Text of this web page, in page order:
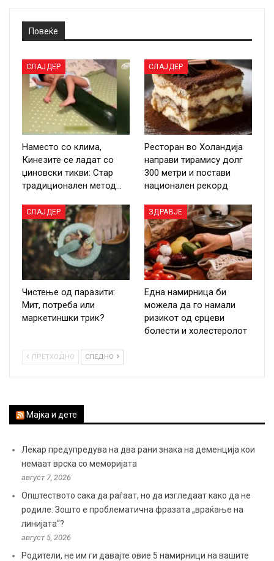
Повеќе
СЛАЈДЕР
Наместо со клима,
Кинезите се ладат со
џиновски тикви: Стар
традиционален метод…
СЛАЈДЕР
Ресторан во Холандија
направи тирамису долг
300 метри и постави
национален рекорд
СЛАЈДЕР
Чистење од паразити:
Мит, потреба или
маркетиншки трик?
ЗДРАВЈЕ
Една намирница би
можела да го намали
ризикот од срцеви
болести и холестеролот
ПРЕТХОДНО СЛЕДНО
Мајка и дете
Лекар предупредува на два рани знака на деменција кои
немаат врска со меморијата
август 7, 2026
Општеството сака да раѓаат, но да изгледаат како да не
родиле: Зошто е проблематична фразата „враќање на
линијата“?
август 5, 2026
Родители, не им ги давајте овие 5 намирници на вашите